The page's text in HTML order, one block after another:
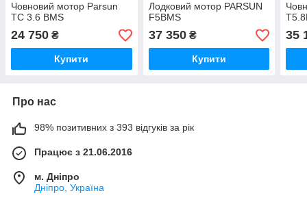
Човновий мотор Parsun
TC 3.6 BMS
24 750 ₴
Купити
Лодковий мотор PARSUN
F5BMS
37 350₴
Купити
35
Про нас
98% позитивних з 393 відгуків за рік
Працює з 21.06.2016
м. Дніпро
Дніпро, Україна